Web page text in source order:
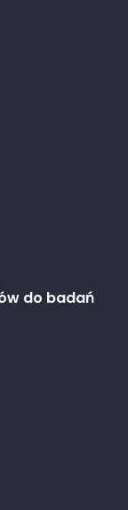
do badań